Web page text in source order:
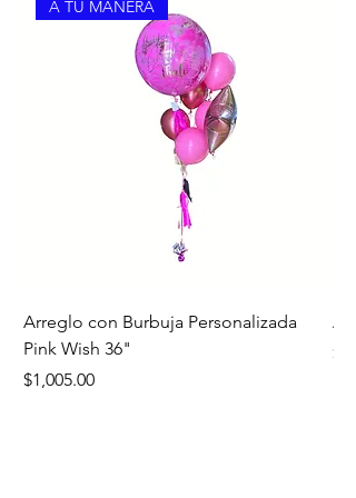
A TU MANERA
Arreglo con Burbuja Personalizada
Pink Wish 36"
Precio
$1,005.00